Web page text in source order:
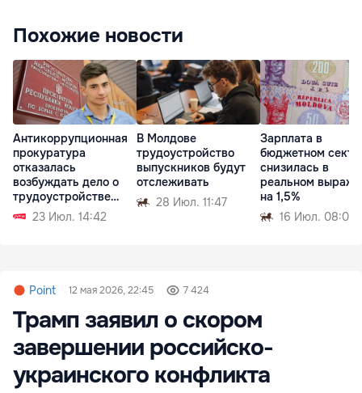
Похожие новости
Антикоррупционная
прокуратура
отказалась
возбуждать дело о
трудоустройстве
Згери23 Июл. 14:42
В Молдове
трудоустройство
выпускников будут
отслеживать
28 Июл. 11:47
Зарплата в
бюджетном
снизилась в
реальном
на 1,5%
16 Июл. 08:02
Point 12 мая 2026, 22:45 7 424
Трамп заявил о скором
завершении российско-
украинского конфликта